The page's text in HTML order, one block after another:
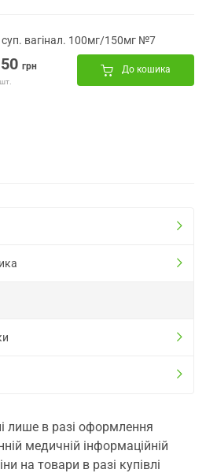
суп. вагінал. 100мг/150мг №7
грн До кошика
лише в разі оформлення
медичній інформаційній
на товари в разі купівлі